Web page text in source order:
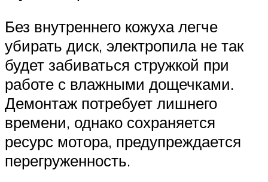
Без внутреннего кожуха легче
убирать диск, электропила не так
будет забиваться стружкой при
работе с влажными дощечками.
Демонтаж потребует лишнего
времени, однако сохраняется
ресурс мотора, предупреждается
перегруженность.